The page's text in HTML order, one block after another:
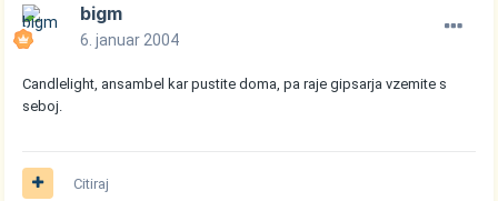
bigm
6. januar 2004
Candlelight, ansambel kar pustite doma, pa raje gipsarja vzemite s
seboj.
Citiraj